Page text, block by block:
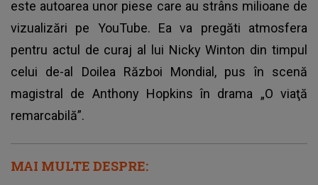
este autoarea unor piese care au strâns milioane de
vizualizări pe YouTube. Ea va pregăti atmosfera
pentru actul de curaj al lui Nicky Winton din timpul
celui de-al Doilea Război Mondial, pus în scenă
magistral de Anthony Hopkins în drama „O viaţă
remarcabilă”.
MAI MULTE DESPRE: